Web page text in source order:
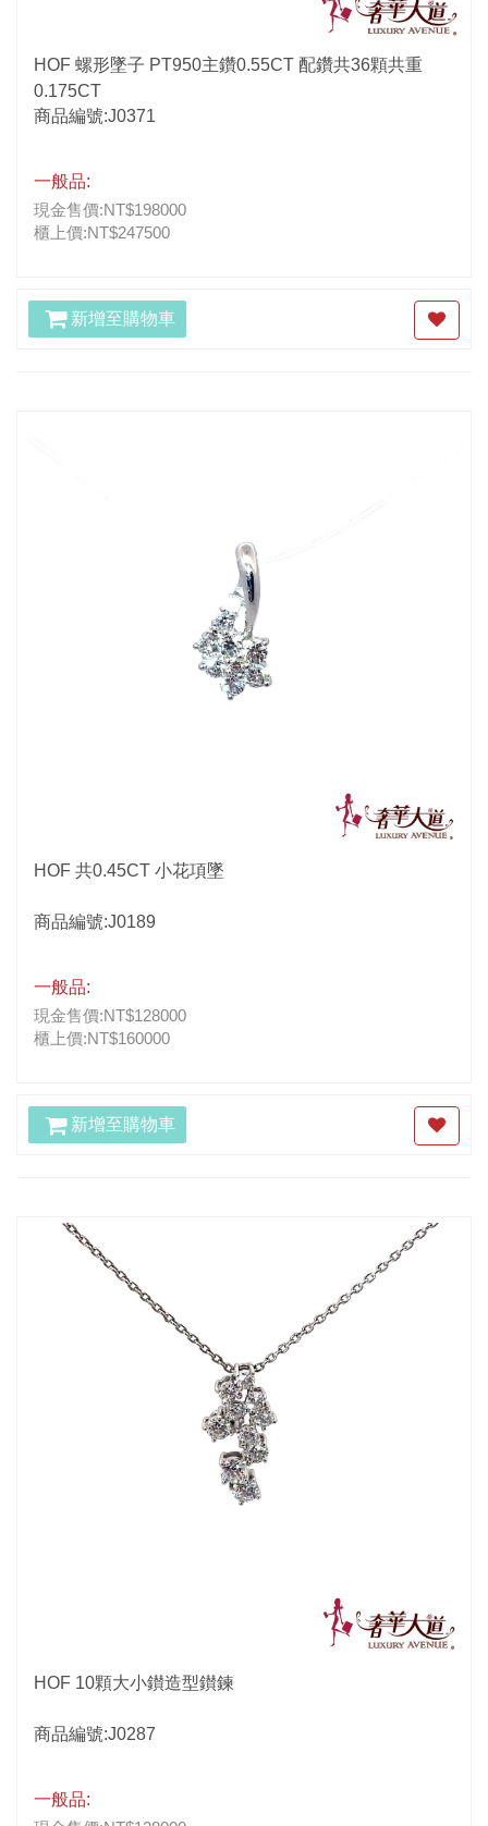
HOF 螺形墜子 PT950主鑽0.55CT 配鑽共36顆共重
0.175CT
商品編號:J0371
一般品:
現金售價:NT$198000
櫃上價:NT$247500
新增至購物車
HOF 共0.45CT 小花項墜
商品編號:J0189
一般品:
現金售價:NT$128000
櫃上價:NT$160000
新增至購物車
HOF 10顆大小鑚造型鑚鍊
商品編號:J0287
一般品: